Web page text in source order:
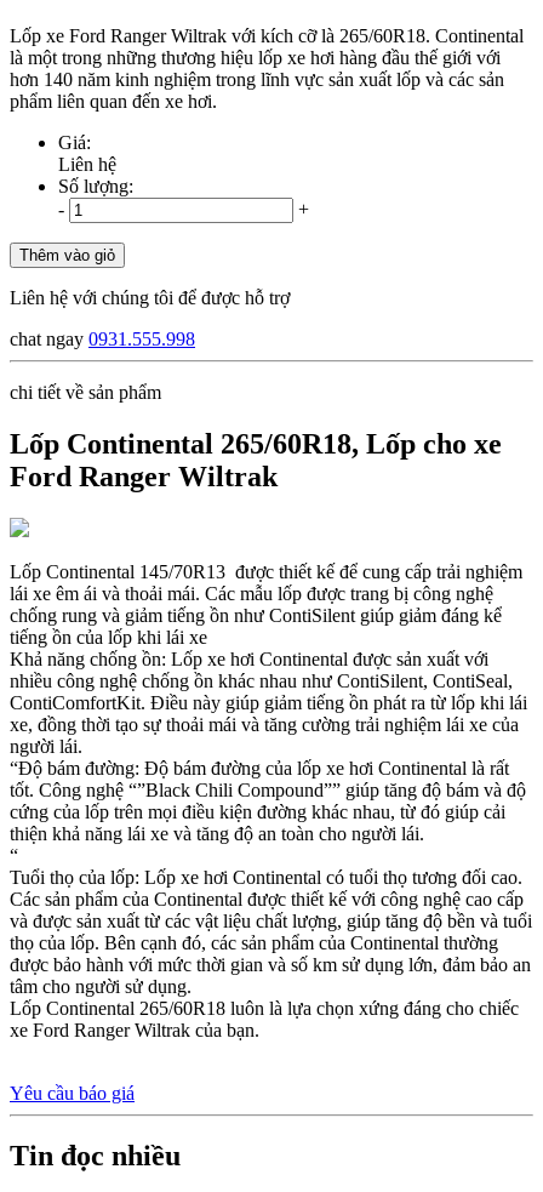
Lốp xe Ford Ranger Wiltrak với kích cỡ là 265/60R18. Continental
là một trong những thương hiệu lốp xe hơi hàng đầu thế giới với
hơn 140 năm kinh nghiệm trong lĩnh vực sản xuất lốp và các sản
phẩm liên quan đến xe hơi.
Giá:
Liên hệ
Số lượng:
-
+
Thêm vào giỏ
Liên hệ với chúng tôi để được hỗ trợ
chat ngay 0931.555.998
chi tiết về sản phẩm
Lốp Continental 265/60R18, Lốp cho xe
Ford Ranger Wiltrak
Lốp Continental 145/70R13 được thiết kế để cung cấp trải nghiệm
lái xe êm ái và thoải mái. Các mẫu lốp được trang bị công nghệ
chống rung và giảm tiếng ồn như ContiSilent giúp giảm đáng kể
tiếng ồn của lốp khi lái xe
Khả năng chống ồn: Lốp xe hơi Continental được sản xuất với
nhiều công nghệ chống ồn khác nhau như ContiSilent, ContiSeal,
ContiComfortKit. Điều này giúp giảm tiếng ồn phát ra từ lốp khi lái
xe, đồng thời tạo sự thoải mái và tăng cường trải nghiệm lái xe của
người lái.
“Độ bám đường: Độ bám đường của lốp xe hơi Continental là rất
tốt. Công nghệ “”Black Chili Compound”” giúp tăng độ bám và độ
cứng của lốp trên mọi điều kiện đường khác nhau, từ đó giúp cải
thiện khả năng lái xe và tăng độ an toàn cho người lái.
“
Tuổi thọ của lốp: Lốp xe hơi Continental có tuổi thọ tương đối cao.
Các sản phẩm của Continental được thiết kế với công nghệ cao cấp
và được sản xuất từ các vật liệu chất lượng, giúp tăng độ bền và tuổi
thọ của lốp. Bên cạnh đó, các sản phẩm của Continental thường
được bảo hành với mức thời gian và số km sử dụng lớn, đảm bảo an
tâm cho người sử dụng.
Lốp Continental 265/60R18 luôn là lựa chọn xứng đáng cho chiếc
xe Ford Ranger Wiltrak của bạn.
Yêu cầu báo giá
Tin đọc nhiều